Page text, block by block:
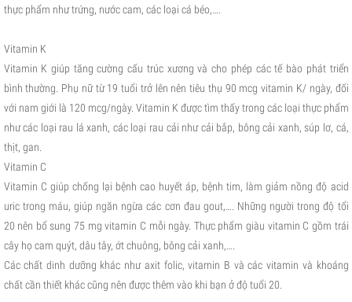
thực phẩm như trứng, nước cam, các loại cá béo,….
Vitamin K
Vitamin K giúp tăng cường cấu trúc xương và cho phép các tế bào phát triển
bình thường. Phụ nữ từ 19 tuổi trở lên nên tiêu thụ 90 mcg vitamin K/ ngày, đối
với nam giới là 120 mcg/ngày. Vitamin K được tìm thấy trong các loại thực phẩm
như các loại rau lá xanh, các loại rau cải như cải bắp, bông cải xanh, súp lơ, cá,
thịt, gan.
Vitamin C
Vitamin C giúp chống lại bệnh cao huyết áp, bệnh tim, làm giảm nồng độ acid
uric trong máu, giúp ngăn ngừa các cơn đau gout,…. Những người trong độ tổi
20 nên bổ sung 75 mg vitamin C mỗi ngày. Thực phẩm giàu vitamin C gồm trái
cây họ cam quýt, dâu tây, ớt chuông, bông cải xanh,….
Các chất dinh dưỡng khác như axit folic, vitamin B và các vitamin và khoáng
chất cần thiết khác cũng nên được thêm vào khi bạn ở độ tuổi 20.